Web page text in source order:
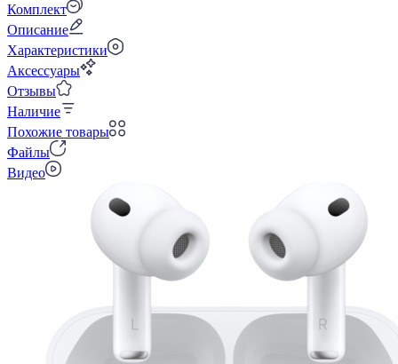
Комплект
Описание
Характеристики
Аксессуары
Отзывы
Наличие
Похожие товары
Файлы
Видео